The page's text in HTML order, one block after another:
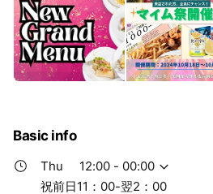
Basic info
Thu
12:00 - 00:00
祝前日11：00-翌2：00